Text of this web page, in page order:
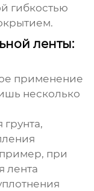
гибкостью
ленты:
применение
несколько
при
лента